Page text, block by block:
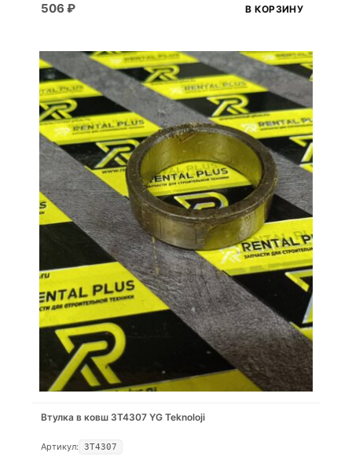
506 ₽ В КОРЗИНУ
Втулка в ковш 3T4307 YG Teknoloji
Артикул: 3T4307